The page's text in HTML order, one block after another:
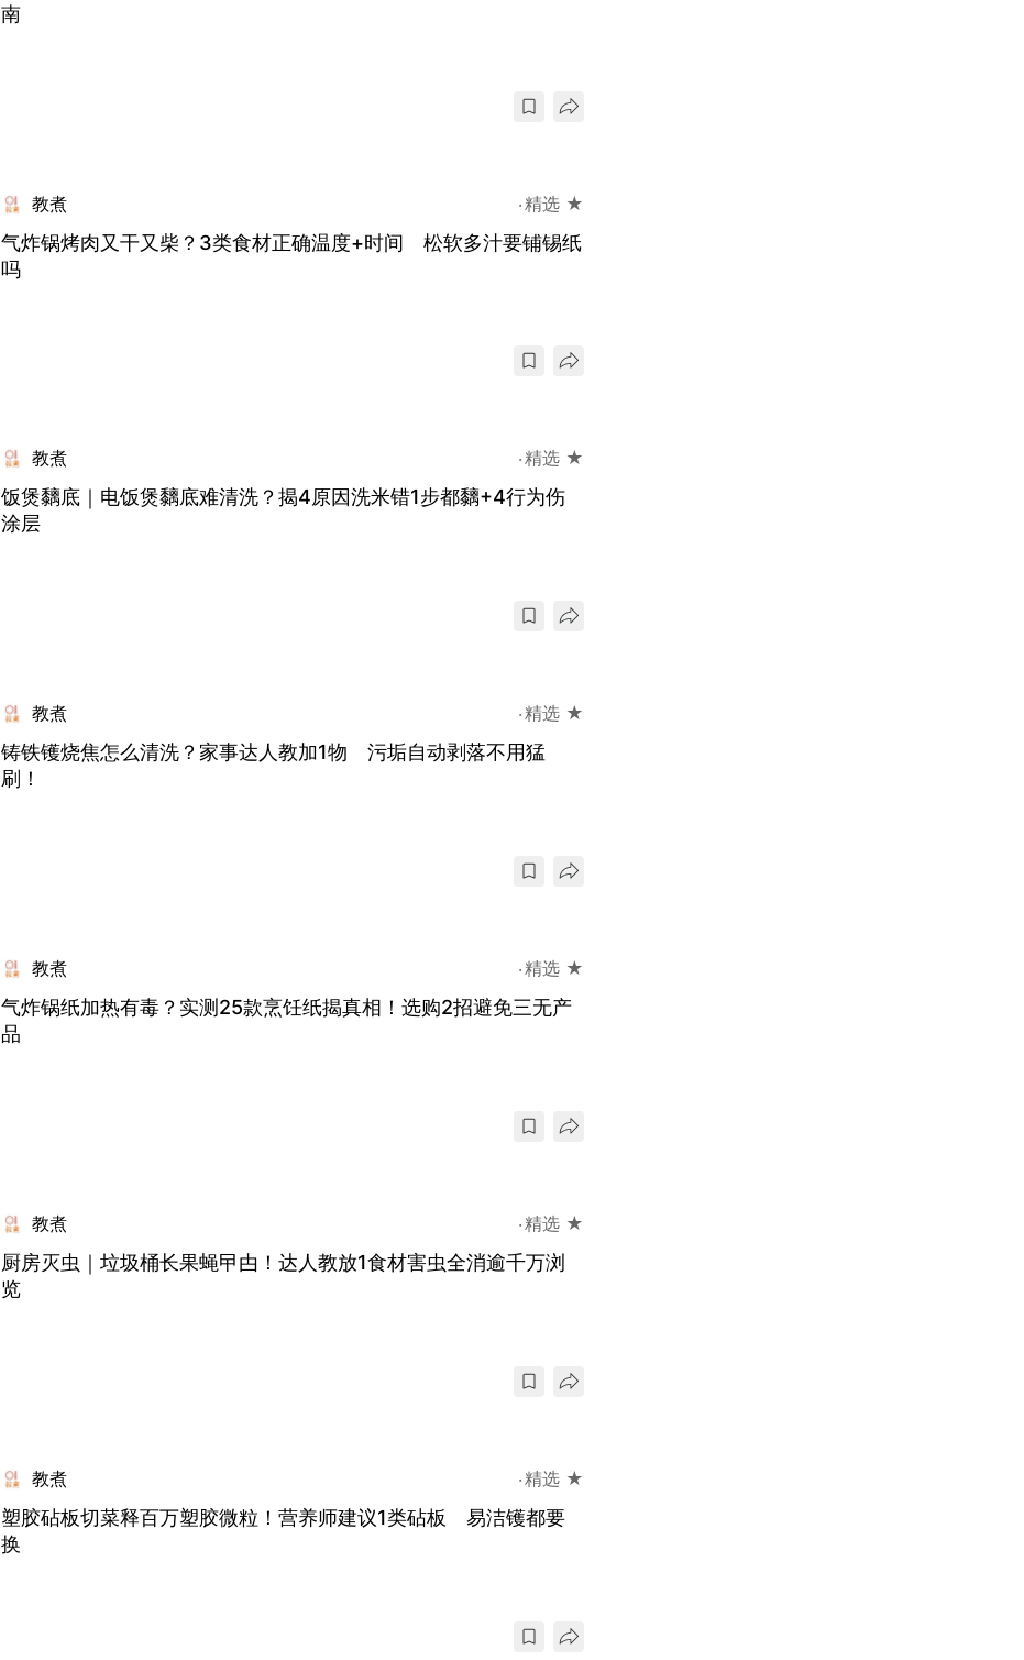
南
教煮 精选 ★
气炸锅烤肉又干又柴？3类食材正确温度+时间 松软多汁要铺锡纸
吗
教煮 精选 ★
饭煲黐底｜电饭煲黐底难清洗？揭4原因洗米错1步都黐+4行为伤
涂层
教煮 精选 ★
铸铁镬烧焦怎么清洗？家事达人教加1物 污垢自动剥落不用猛
刷！
教煮 精选 ★
气炸锅纸加热有毒？实测25款烹饪纸揭真相！选购2招避免三无产
品
教煮 精选 ★
厨房灭虫｜垃圾桶长果蝇曱甴！达人教放1食材害虫全消逾千万浏
览
教煮 精选 ★
塑胶砧板切菜释百万塑胶微粒！营养师建议1类砧板 易洁镬都要
换